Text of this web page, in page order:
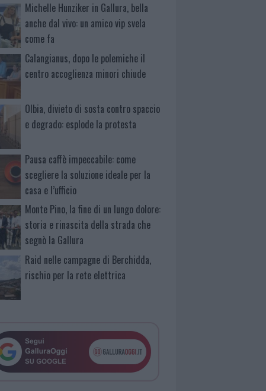
Michelle Hunziker in Gallura, bella
anche dal vivo: un amico vip svela
come fa
Calangianus, dopo le polemiche il
centro accoglienza minori chiude
Olbia, divieto di sosta contro spaccio
e degrado: esplode la protesta
Pausa caffè impeccabile: come
scegliere la soluzione ideale per la
casa e l’ufficio
Monte Pino, la fine di un lungo dolore:
storia e rinascita della strada che
segnò la Gallura
Raid nelle campagne di Berchidda,
rischio per la rete elettrica